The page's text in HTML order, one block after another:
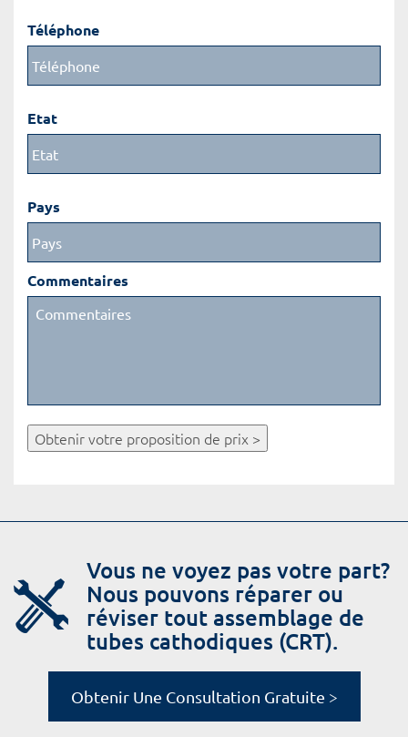
Téléphone
Etat
Pays
Commentaires
Obtenir votre proposition de prix >
Vous ne voyez pas votre part?
Nous pouvons réparer ou
réviser tout assemblage de
tubes cathodiques (CRT).
Obtenir Une Consultation Gratuite >